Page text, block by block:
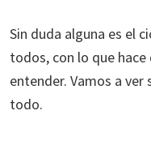
Sin duda alguna es el
todos, con lo que
entender. Vamos a
todo.